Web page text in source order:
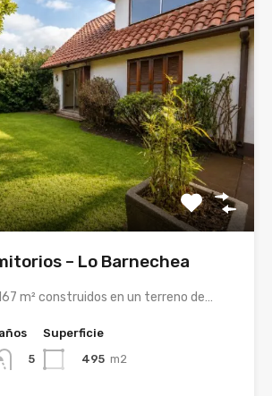
– Lo Barnechea
m² construidos en un terreno de…
5
Superficie
495 m2